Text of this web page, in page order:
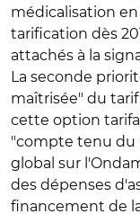
médicalisation
tarification dès
attachés à la
La seconde
maîtrisée" du tarif
cette option
"compte tenu du
global sur
des dépenses
financement de